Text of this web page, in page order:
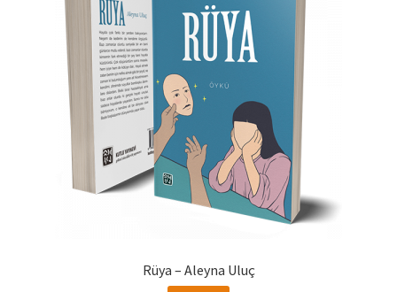
Rüya – Aleyna Uluç